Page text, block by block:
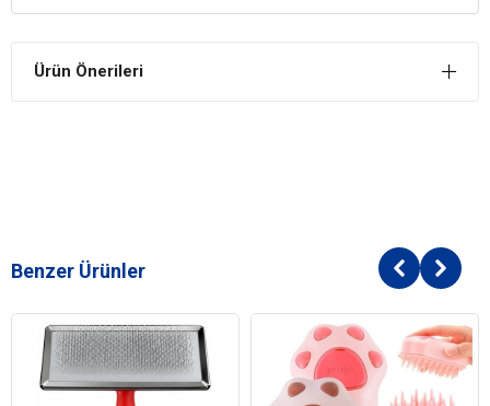
Uzun Ömürlü Kullanım
sunar.Ürün Önerileri
Benzer Ürünler